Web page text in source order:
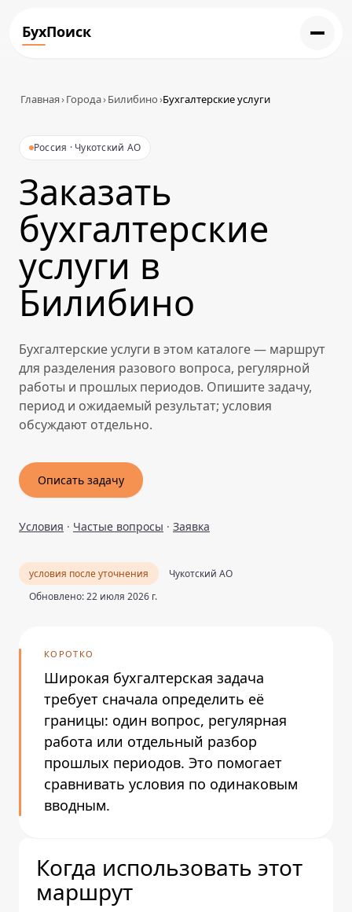
БухПоиск
Главная›Города›Билибино›Бухгалтерские услуги
Россия · Чукотский АО
Заказать
бухгалтерские
услуги в
Билибино
Бухгалтерские услуги в этом каталоге — маршрут
для разделения разового вопроса, регулярной
работы и прошлых периодов. Опишите задачу,
период и ожидаемый результат; условия
обсуждают отдельно.
Описать задачу
Условия · Частые вопросы · Заявка
условия после уточнения
Чукотский АО
Обновлено: 22 июля 2026 г.
КОРОТКО
Широкая бухгалтерская задача
требует сначала определить её
границы: один вопрос, регулярная
работа или отдельный разбор
прошлых периодов. Это помогает
сравнивать условия по одинаковым
вводным.
Когда использовать этот
маршрут